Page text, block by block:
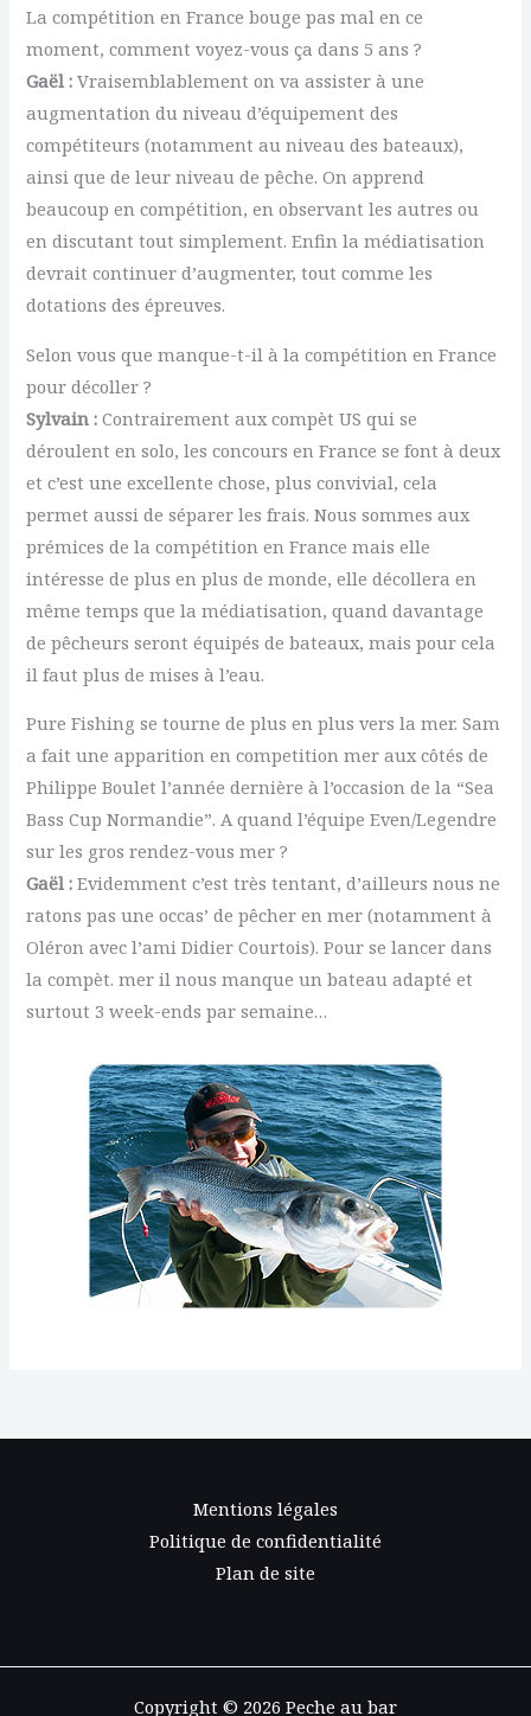
La compétition en France bouge pas mal en ce
moment, comment voyez-vous ça dans 5 ans ?
Gaël : Vraisemblablement on va assister à une
augmentation du niveau d’équipement des
compétiteurs (notamment au niveau des bateaux),
ainsi que de leur niveau de pêche. On apprend
beaucoup en compétition, en observant les autres ou
en discutant tout simplement. Enfin la médiatisation
devrait continuer d’augmenter, tout comme les
dotations des épreuves.
Selon vous que manque-t-il à la compétition en France
pour décoller ?
Sylvain : Contrairement aux compèt US qui se
déroulent en solo, les concours en France se font à deux
et c’est une excellente chose, plus convivial, cela
permet aussi de séparer les frais. Nous sommes aux
prémices de la compétition en France mais elle
intéresse de plus en plus de monde, elle décollera en
même temps que la médiatisation, quand davantage
de pêcheurs seront équipés de bateaux, mais pour cela
il faut plus de mises à l’eau.
Pure Fishing se tourne de plus en plus vers la mer. Sam
a fait une apparition en competition mer aux côtés de
Philippe Boulet l’année dernière à l’occasion de la “Sea
Bass Cup Normandie”. A quand l’équipe Even/Legendre
sur les gros rendez-vous mer ?
Gaël :Evidemment c’est très tentant, d’ailleurs nous ne
ratons pas une occas’ de pêcher en mer (notamment à
Oléron avec l’ami Didier Courtois). Pour se lancer dans
la compèt. mer il nous manque un bateau adapté et
surtout 3 week-ends par semaine…
Mentions légales
Politique de confidentialité
Plan de site
Copyright © 2026 Peche au bar